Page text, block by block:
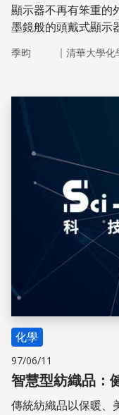
顯示器不再有笨重的
墨鏡般的頭戴式顯示
季昀 ｜ 清華大學化
化學
97/06/11
智慧型紡織品：
傳統紡織品以保暖、